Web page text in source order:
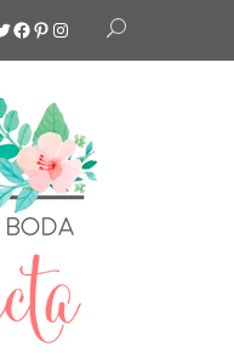
Facebook
Pinterest
Instagram